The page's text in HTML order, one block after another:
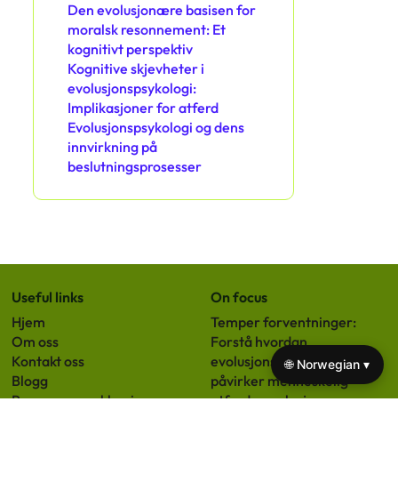
Den evolusjonære basisen for
moralsk resonnement: Et
kognitivt perspektiv
Kognitive skjevheter i
evolusjonspsykologi:
Implikasjoner for atferd
Evolusjonspsykologi og dens
innvirkning på
beslutningsprosesser
Useful links
Hjem
Om oss
Kontakt oss
Blogg
Personvernerklæring
On focus
Temper forventninger:
Forstå hvordan
evolusjonspsykologi
påvirker menneskelig
atferd og relasjoner
🌐 Norwegian ▾